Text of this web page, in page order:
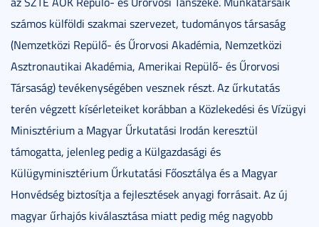
számos külföldi szakmai szervezet, tudományos társaság
(Nemzetközi Repülő- és Űrorvosi Akadémia, Nemzetközi
Asztronautikai Akadémia, Amerikai Repülő- és Űrorvosi
Társaság) tevékenységében vesznek részt. Az űrkutatás
terén végzett kísérleteiket korábban a Közlekedési és Vízügyi
Minisztérium a Magyar Űrkutatási Irodán keresztül
támogatta, jelenleg pedig a Külgazdasági és
Külügyminisztérium Űrkutatási Főosztálya és a Magyar
Honvédség biztosítja a fejlesztések anyagi forrásait. Az új
magyar űrhajós kiválasztása miatt pedig még nagyobb